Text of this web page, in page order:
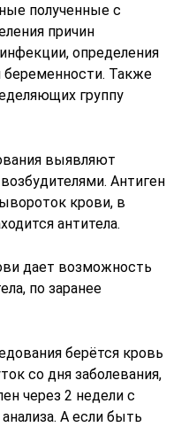
полученные с
причин
определения
беременности. Также
группу
выявляют
Антиген
крови, в
антитела.
дает возможность
по заранее
берётся кровь
со дня заболевания,
через 2 недели с
А если быть